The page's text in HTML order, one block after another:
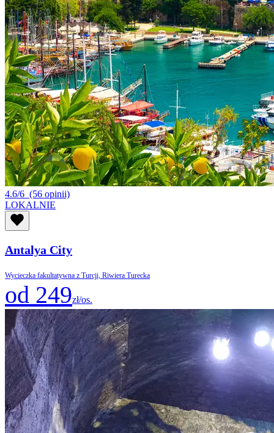
4.6/6 (56 opinii)
LOKALNIE
Antalya City
Wycieczka fakultatywna z Turcji, Riwiera Turecka
od 249zł/os.